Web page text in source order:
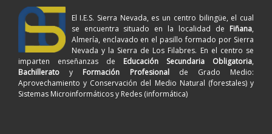
El I.E.S. Sierra Nevada, es un centro bilingüe, el cual
se encuentra situado en la localidad de Fiñana,
Almería, enclavado en el pasillo formado por Sierra
Nevada y la Sierra de Los Filabres. En el centro se
imparten enseñanzas de Educación Secundaria Obligatoria,
Bachillerato y Formación Profesionalde Grado Medio:
Aprovechamiento y Conservación del Medio Natural (forestales) y
Sistemas Microinformáticos y Redes (informática)